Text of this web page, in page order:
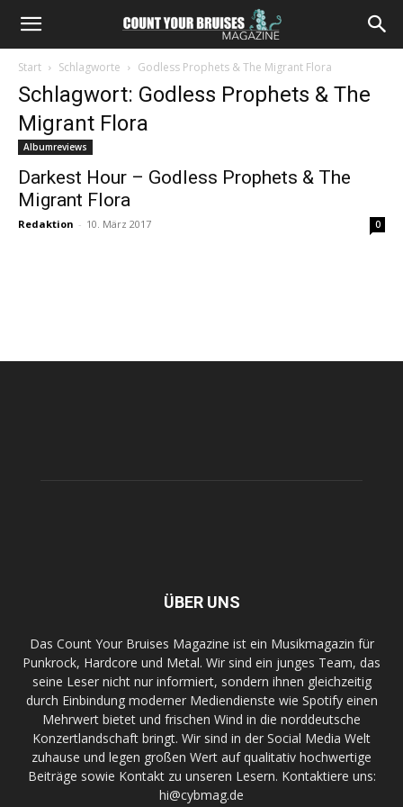
Start Schlagworte Godless Prophets & The Migrant Flora
Schlagwort: Godless Prophets & The
Migrant Flora
Albumreviews
Darkest Hour – Godless Prophets & The
Migrant Flora
Redaktion - 10. März 2017 0
ÜBER UNS
Das Count Your Bruises Magazine ist ein Musikmagazin für
Punkrock, Hardcore und Metal. Wir sind ein junges Team, das
seine Leser nicht nur informiert, sondern ihnen gleichzeitig
durch Einbindung moderner Mediendienste wie Spotify einen
Mehrwert bietet und frischen Wind in die norddeutsche
Konzertlandschaft bringt. Wir sind in der Social Media Welt
zuhause und legen großen Wert auf qualitativ hochwertige
Beiträge sowie Kontakt zu unseren Lesern. Kontaktiere uns:
hi@cybmag.de